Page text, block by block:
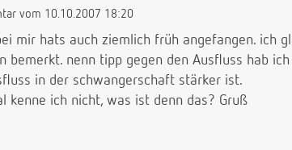
vom 10.10.2007 18:20
mir hats auch ziemlich früh angefangen. ich
bemerkt. nenn tipp gegen den Ausfluss hab
in der schwangerschaft stärker ist.
kenne ich nicht, was ist denn das? Gruß